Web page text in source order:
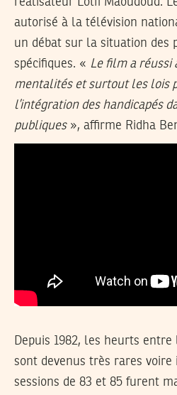
autorisé à la télévision
un débat sur la situation des
spécifiques. « Le film a réussi
mentalités et surtout les lois
l’intégration des handicapés
publiques», affirme Ridha
Depuis 1982, les heurts
sont devenus très rares voire
sessions de 83 et 85 furent